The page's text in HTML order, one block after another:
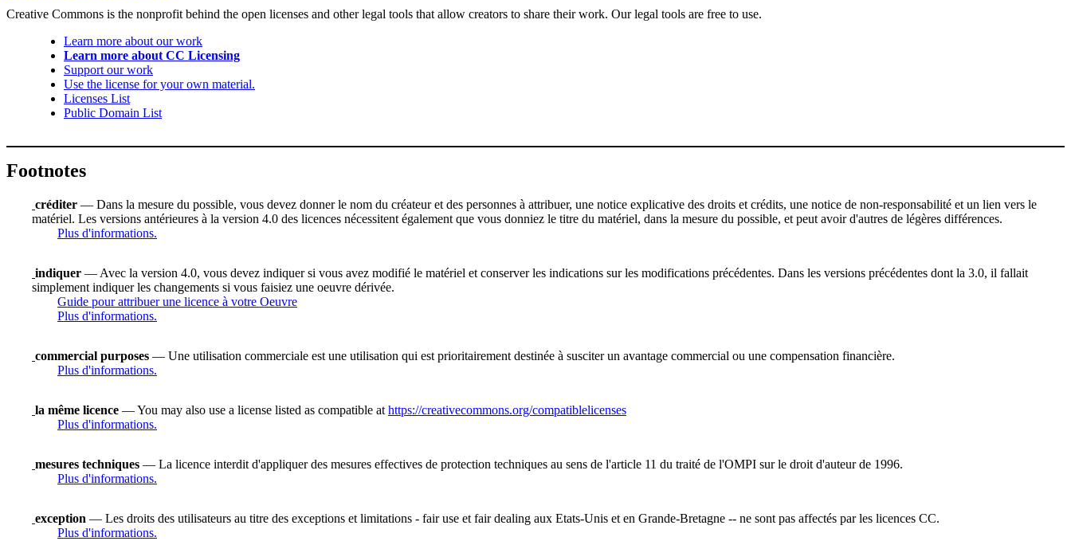
Creative Commons is the nonprofit behind the open licenses and other legal tools that allow creators to share their work. Our legal tools are free to use.
Learn more about our work
Learn more about CC Licensing
Support our work
Use the license for your own material.
Licenses List
Public Domain List
Footnotes
créditer — Dans la mesure du possible, vous devez donner le nom du créateur et des personnes à attribuer, une notice explicative des droits et crédits, une notice de non-responsabilité et un lien vers le
matériel. Les versions antérieures à la version 4.0 des licences nécessitent également que vous donniez le titre du matériel, dans la mesure du possible, et peut avoir d'autres de légères différences.
Plus d'informations.
indiquer — Avec la version 4.0, vous devez indiquer si vous avez modifié le matériel et conserver les indications sur les modifications précédentes. Dans les versions précédentes dont la 3.0, il fallait
simplement indiquer les changements si vous faisiez une oeuvre dérivée.
Guide pour attribuer une licence à votre Oeuvre
Plus d'informations.
commercial purposes — Une utilisation commerciale est une utilisation qui est prioritairement destinée à susciter un avantage commercial ou une compensation financière.
Plus d'informations.
la même licence — You may also use a license listed as compatible at https://creativecommons.org/compatiblelicenses
Plus d'informations.
mesures techniques — La licence interdit d'appliquer des mesures effectives de protection techniques au sens de l'article 11 du traité de l'OMPI sur le droit d'auteur de 1996.
Plus d'informations.
exception — Les droits des utilisateurs au titre des exceptions et limitations - fair use et fair dealing aux Etats-Unis et en Grande-Bretagne -- ne sont pas affectés par les licences CC.
Plus d'informations.